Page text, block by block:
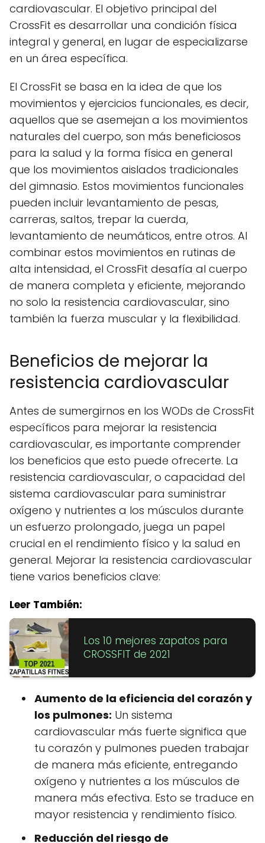
cardiovascular. El objetivo principal del
CrossFit es desarrollar una condición física
integral y general, en lugar de especializarse
en un área específica.
El CrossFit se basa en la idea de que los
movimientos y ejercicios funcionales, es decir,
aquellos que se asemejan a los movimientos
naturales del cuerpo, son más beneficiosos
para la salud y la forma física en general
que los movimientos aislados tradicionales
del gimnasio. Estos movimientos funcionales
pueden incluir levantamiento de pesas,
carreras, saltos, trepar la cuerda,
levantamiento de neumáticos, entre otros. Al
combinar estos movimientos en rutinas de
alta intensidad, el CrossFit desafía al cuerpo
de manera completa y eficiente, mejorando
no solo la resistencia cardiovascular, sino
también la fuerza muscular y la flexibilidad.
Beneficios de mejorar la
resistencia cardiovascular
Antes de sumergirnos en los WODs de CrossFit
específicos para mejorar la resistencia
cardiovascular, es importante comprender
los beneficios que esto puede ofrecerte. La
resistencia cardiovascular, o capacidad del
sistema cardiovascular para suministrar
oxígeno y nutrientes a los músculos durante
un esfuerzo prolongado, juega un papel
crucial en el rendimiento físico y la salud en
general. Mejorar la resistencia cardiovascular
tiene varios beneficios clave:
Leer También:
Los 10 mejores zapatos para
CROSSFIT de 2021
Aumento de la eficiencia del corazón y
los pulmones: Un sistema
cardiovascular más fuerte significa que
tu corazón y pulmones pueden trabajar
de manera más eficiente, entregando
oxígeno y nutrientes a los músculos de
manera más efectiva. Esto se traduce en
mayor resistencia y rendimiento físico.
Reducción del riesgo de